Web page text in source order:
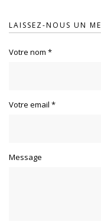
LAISSEZ-NOUS UN
Votre nom *
Votre email *
Message